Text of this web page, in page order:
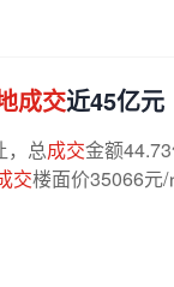
成交近45亿元
，总成交金额
交楼面价35066元